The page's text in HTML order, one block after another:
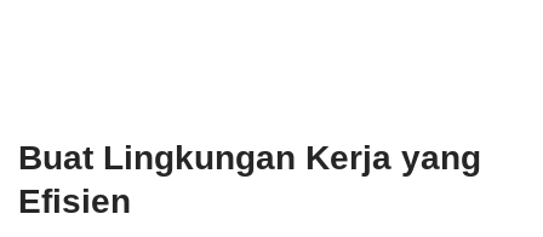
Buat Lingkungan Kerja yang
Efisien